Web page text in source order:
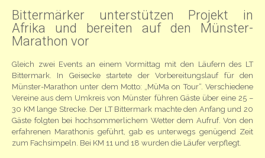
Bittermärker unterstützen Projekt in
Afrika und bereiten auf den Münster-
Marathon vor
Gleich zwei Events an einem Vormittag mit den Läufern des LT
Bittermark. In Geisecke startete der Vorbereitungslauf für den
Münster-Marathon unter dem Motto: „MüMa on Tour“. Verschiedene
Vereine aus dem Umkreis von Münster führen Gäste über eine 25 –
30 KM lange Strecke. Der LT Bittermark machte den Anfang und 20
Gäste folgten bei hochsommerlichem Wetter dem Aufruf. Von den
erfahrenen Marathonis geführt, gab es unterwegs genügend Zeit
zum Fachsimpeln. Bei KM 11 und 18 wurden die Läufer verpflegt.